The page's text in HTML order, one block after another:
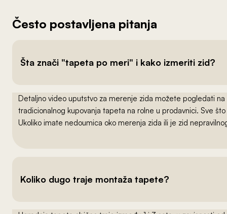
Često postavljena pitanja
Šta znači "tapeta po meri" i kako izmeriti zid?
Detaljno video uputstvo za merenje zida možete pogledati na
tradicionalnog kupovanja tapeta na rolne u prodavnici. Sve
Ukoliko imate nedoumica oko merenja zida ili je zid
Koliko dugo traje montaža tapete?